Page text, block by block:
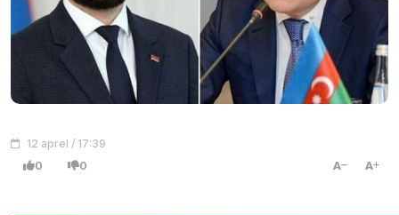
12 aprel / 17:39
0 0 A A